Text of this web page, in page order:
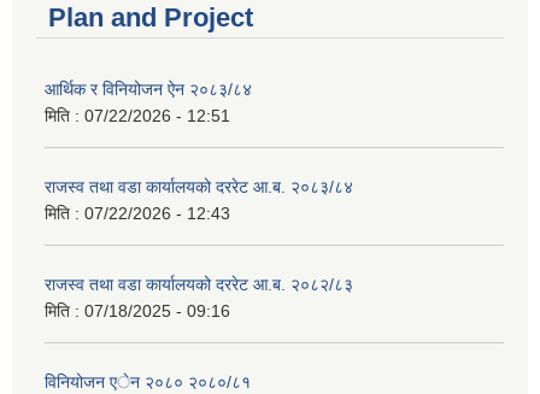
Plan and Project
आर्थिक र विनियोजन ऐन २०८३/८४
मिति : 07/22/2026 - 12:51
राजस्व तथा वडा कार्यालयको दररेट आ.ब. २०८३/८४
मिति : 07/22/2026 - 12:43
राजस्व तथा वडा कार्यालयको दररेट आ.ब. २०८२/८३
मिति : 07/18/2025 - 09:16
विनियोजन एेन २०८० २०८०/८१